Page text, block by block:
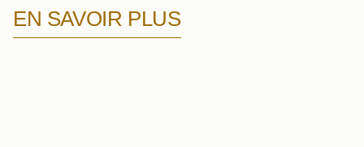
EN SAVOIR PLUS